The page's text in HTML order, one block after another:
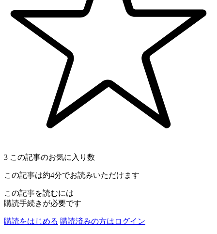
3 この記事のお気に入り数
この記事は約4分でお読みいただけます
この記事を読むには
購読手続きが必要です
購読をはじめる 購読済みの方はログイン